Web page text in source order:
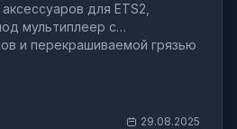
для ETS2,
мультиплеер с
и перекрашиваемой грязью
29.08.2025